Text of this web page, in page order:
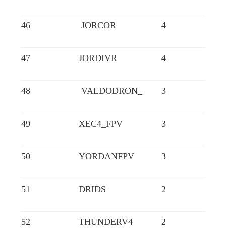
46 JORCOR 4
47 JORDIVR 4
48 VALDODRON_ 3
49 XEC4_FPV 3
50 YORDANFPV 3
51 DRIDS 2
52 THUNDERV4 2